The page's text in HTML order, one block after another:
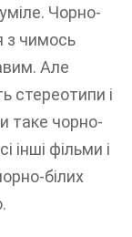
Чорно-
з чимось
Але
стереотипи і
таке чорно-
інші фільми і
білих